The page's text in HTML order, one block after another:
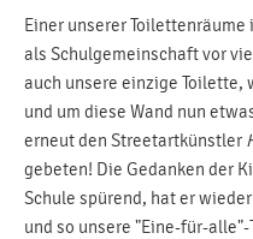
Einer unserer
als Schulgemeinschaft vor
auch unsere einzige Toilette,
und um diese Wand nun
erneut den Streetartkünstler
gebeten! Die Gedanken der
Schule spürend, hat er
und so unsere "Eine-für-